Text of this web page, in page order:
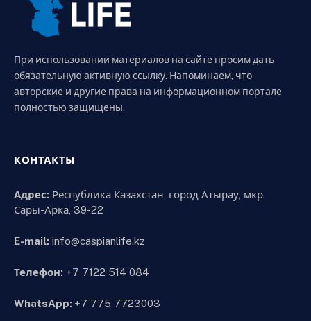
При использовании материалов на сайте просим дать
обязательную активную ссылку. Напоминаем, что
авторские и другие права на информационном портале
полностью защищены.
КОНТАКТЫ
Адрес: Республика Казахстан, город Атырау, мкр.
Сары-Арка, 39-22
E-mail: info@caspianlife.kz
Телефон: +7 7122 514 084
WhatsApp: +7 775 7723003